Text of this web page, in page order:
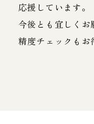
応援しています。
今後とも宜しくお
精度チェックもお